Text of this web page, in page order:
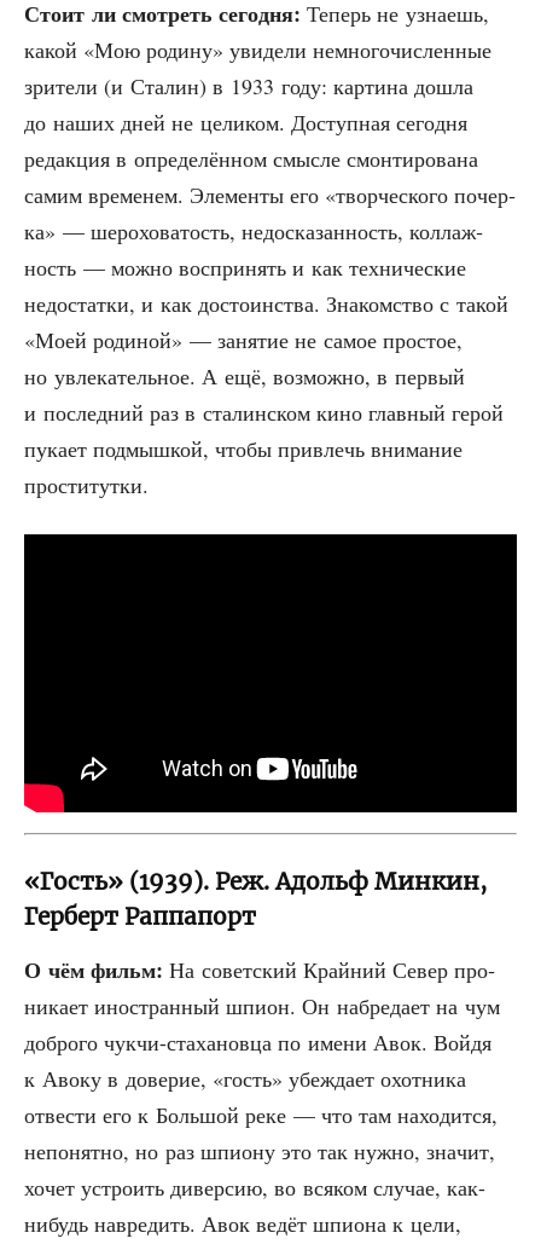
Сто­ит ли смот­реть сего­дня: Теперь не узна­ешь,
какой «Мою роди­ну» уви­де­ли немно­го­чис­лен­ные
зри­те­ли (и Ста­лин) в 1933 году: кар­ти­на дошла
до наших дней не цели­ком. Доступ­ная сего­дня
редак­ция в опре­де­лён­ном смыс­ле смон­ти­ро­ва­на
самим вре­ме­нем. Эле­мен­ты его «твор­че­ско­го почер­
ка» — шеро­хо­ва­тость, недо­ска­зан­ность, кол­лаж­
ность — мож­но вос­при­нять и как тех­ни­че­ские
недо­стат­ки, и как досто­ин­ства. Зна­ком­ство с такой
«Моей роди­ной» — заня­тие не самое про­стое,
но увле­ка­тель­ное. А ещё, воз­мож­но, в пер­вый
и послед­ний раз в ста­лин­ском кино глав­ный герой
пука­ет под­мыш­кой, что­бы при­влечь вни­ма­ние
проститутки.
«Гость» (1939). Реж. Адольф Минкин,
Герберт Раппапорт
О чём фильм: На совет­ский Край­ний Север про­
ни­ка­ет ино­стран­ный шпи­он. Он набре­да­ет на чум
доб­ро­го чук­чи-ста­ха­нов­ца по име­ни Авок. Вой­дя
к Аво­ку в дове­рие, «гость» убеж­да­ет охот­ни­ка
отве­сти его к Боль­шой реке — что там нахо­дит­ся,
непо­нят­но, но раз шпи­о­ну это так нуж­но, зна­чит,
хочет устро­ить дивер­сию, во вся­ком слу­чае, как-
нибудь навре­дить. Авок ведёт шпи­о­на к цели,